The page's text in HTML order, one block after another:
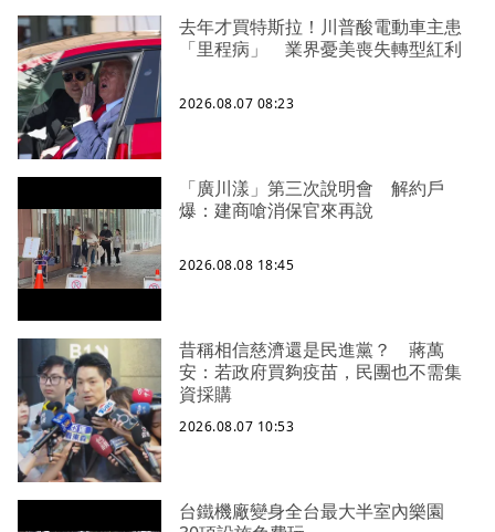
去年才買特斯拉！川普酸電動車主患
「里程病」 業界憂美喪失轉型紅利
2026.08.07 08:23
「廣川漾」第三次說明會 解約戶
爆：建商嗆消保官來再說
2026.08.08 18:45
昔稱相信慈濟還是民進黨？ 蔣萬
安：若政府買夠疫苗，民團也不需集
資採購
2026.08.07 10:53
台鐵機廠變身全台最大半室內樂園